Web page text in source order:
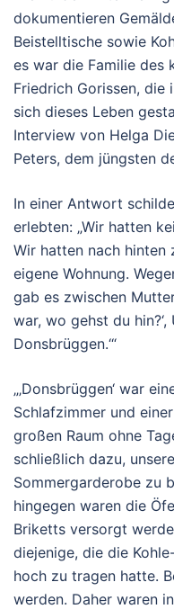
dokumentieren
Beistelltische sowie
es war die Familie des
Friedrich Gorissen, die
sich dieses Leben
Interview von Helga
Peters, dem jüngsten
In einer Antwort
erlebten: „Wir hatten
Wir hatten nach hinten
eigene Wohnung.
gab es zwischen
war, wo gehst du
Donsbrüggen.‘“
„‚Donsbrüggen‘ war
Schlafzimmer und
großen Raum ohne
schließlich dazu,
Sommergarderobe zu
hingegen waren die
Briketts versorgt
diejenige, die die
hoch zu tragen hatte.
werden. Daher waren